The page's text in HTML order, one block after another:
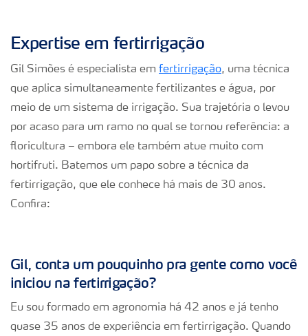
Expertise em fertirrigação
Gil Simões é especialista em fertirrigação, uma técnica
que aplica simultaneamente fertilizantes e água, por
meio de um sistema de irrigação. Sua trajetória o levou
por acaso para um ramo no qual se tornou referência: a
floricultura – embora ele também atue muito com
hortifruti. Batemos um papo sobre a técnica da
fertirrigação, que ele conhece há mais de 30 anos.
Confira:
Gil, conta um pouquinho pra gente como você
iniciou na fertirrigação?
Eu sou formado em agronomia há 42 anos e já tenho
quase 35 anos de experiência em fertirrigação. Quando